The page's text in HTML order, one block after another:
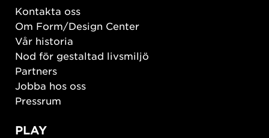
Kontakta oss
Om Form/Design Center
Vår historia
Nod för gestaltad livsmiljö
Partners
Jobba hos oss
Pressrum
PLAY